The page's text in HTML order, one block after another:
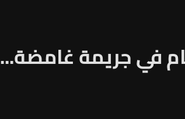
في جريمة غامضة...